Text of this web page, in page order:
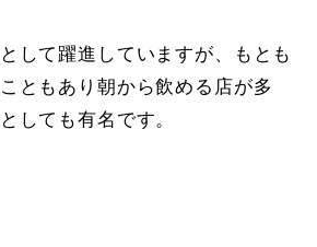
して躍進していますが、もとも
ともあり朝から飲める店が多
としても有名です。